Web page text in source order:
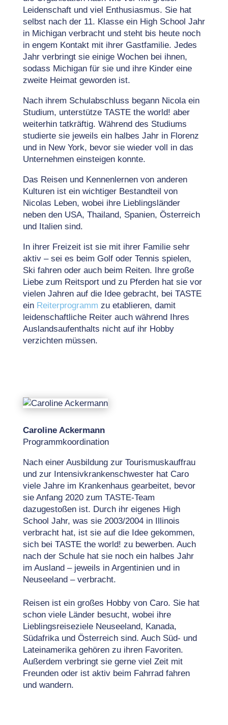
Leidenschaft und viel Enthusiasmus. Sie hat
selbst nach der 11. Klasse ein High School Jahr
in Michigan verbracht und steht bis heute noch
in engem Kontakt mit ihrer Gastfamilie. Jedes
Jahr verbringt sie einige Wochen bei ihnen,
sodass Michigan für sie und ihre Kinder eine
zweite Heimat geworden ist.
Nach ihrem Schulabschluss begann Nicola ein
Studium, unterstütze TASTE the world! aber
weiterhin tatkräftig. Während des Studiums
studierte sie jeweils ein halbes Jahr in Florenz
und in New York, bevor sie wieder voll in das
Unternehmen einsteigen konnte.
Das Reisen und Kennenlernen von anderen
Kulturen ist ein wichtiger Bestandteil von
Nicolas Leben, wobei ihre Lieblingsländer
neben den USA, Thailand, Spanien, Österreich
und Italien sind.
In ihrer Freizeit ist sie mit ihrer Familie sehr
aktiv – sei es beim Golf oder Tennis spielen,
Ski fahren oder auch beim Reiten. Ihre große
Liebe zum Reitsport und zu Pferden hat sie vor
vielen Jahren auf die Idee gebracht, bei TASTE
ein Reiterprogramm zu etablieren, damit
leidenschaftliche Reiter auch während Ihres
Auslandsaufenthalts nicht auf ihr Hobby
verzichten müssen.
Caroline Ackermann
Programmkoordination
Nach einer Ausbildung zur Tourismuskauffrau
und zur Intensivkrankenschwester hat Caro
viele Jahre im Krankenhaus gearbeitet, bevor
sie Anfang 2020 zum TASTE-Team
dazugestoßen ist.⁠ Durch ihr eigenes High
School Jahr, was sie 2003/2004 in Illinois
verbracht hat, ist sie auf die Idee gekommen,
sich bei TASTE the world! zu bewerben. Auch
nach der Schule hat sie noch ein halbes Jahr
im Ausland – jeweils in Argentinien und in
Neuseeland – verbracht.
Reisen ist ein großes Hobby von Caro. Sie hat
schon viele Länder besucht, wobei ihre
Lieblingsreiseziele Neuseeland, Kanada,
Südafrika und Österreich sind. Auch Süd- und
Lateinamerika gehören zu ihren Favoriten.
Außerdem verbringt sie gerne viel Zeit mit
Freunden oder ist aktiv beim Fahrrad fahren
und wandern.